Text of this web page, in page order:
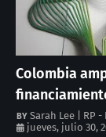
Colombia
Sarah Lee | RP
jueves, julio 30,